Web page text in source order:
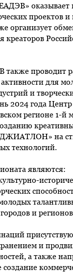
оказывает
проектов
организует
креаторов
проводит
для
и
2024 года
регионе 1-й
на
технологий.
являются:
и регионов
и
а также